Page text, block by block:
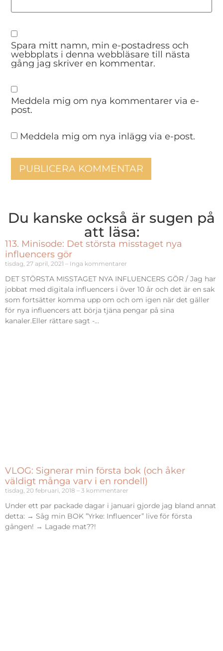
Spara mitt namn, min e-postadress och
webbplats i denna webbläsare till nästa
gång jag skriver en kommentar.
Meddela mig om nya kommentarer via e-
post.
Meddela mig om nya inlägg via e-post.
Du kanske också är sugen på
att läsa:
113. Minisode: Det största misstaget nya
influencers gör
tisdag, 27 april, 2021 Inga kommentarer
DET STÖRSTA MISSTAGET NYA INFLUENCERS GÖR / Jag har
jobbat med digitala influencers i över 10 år och det är en sak
som fortsätter komma upp om och om igen när det gäller
för nya influencers att börja tjäna pengar på sina
kanaler.Eller rättare sagt -…
VLOG: Signerar min första bok (och åker
väldigt många varv i en rondell)
tisdag, 20 februari, 2018 3 kommentarer
Under ett par packade dagar i januari gjorde jag bland annat
detta: → Såg min BOK ”Yrke: Influencer” live för första
gången! → Lagade mat??!